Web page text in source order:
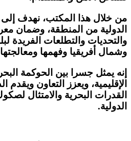
من خلال هذا المكتب، نهدف إلى
الدولية من المنطقة، وضمان
والتحديات والتطلعات الفريدة
وشمال أفريقيا وفهمها ومعالجتها
إنه يمثل جسرا بين الحوكمة
الإقليمية، ويعزز التعاون
القدرات البحرية والامتثال
الدولية.